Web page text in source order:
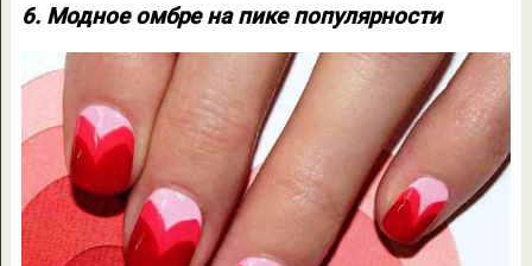
6. Модное омбре на пике популярности